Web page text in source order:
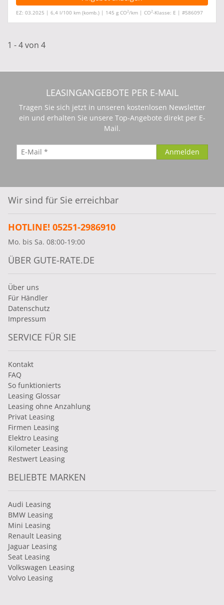
EZ: 03.2025 | 6,4 l/100 km (komb.) | 145 g CO2/km | CO2-Klasse: E | #586097
1 - 4 von 4
LEASINGANGEBOTE PER E-MAIL
Tragen Sie sich jetzt in unseren kostenlosen Newsletter
ein und erhalten Sie unsere Top-Angebote direkt per E-
Mail.
Wir sind für Sie erreichbar
HOTLINE! 05251-2986910
Mo. bis Sa. 08:00-19:00
ÜBER GUTE-RATE.DE
Über uns
Für Händler
Datenschutz
Impressum
SERVICE FÜR SIE
Kontakt
FAQ
So funktionierts
Leasing Glossar
Leasing ohne Anzahlung
Privat Leasing
Firmen Leasing
Elektro Leasing
Kilometer Leasing
Restwert Leasing
BELIEBTE MARKEN
Audi Leasing
BMW Leasing
Mini Leasing
Renault Leasing
Jaguar Leasing
Seat Leasing
Volkswagen Leasing
Volvo Leasing